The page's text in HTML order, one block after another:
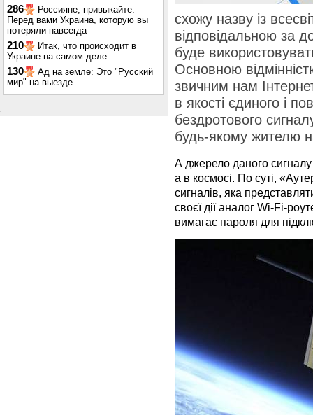
286
Россияне, привыкайте:
Перед вами Украина, которую вы
потеряли навсегда
210
Итак, что происходит в
Украине на самом деле
130
Ад на земле: Это "Русский
мир" на выезде
схожу назву із
відповідальною за
буде
Основною
звичним нам
в якості єдиного і
бездротового
будь-якому жителю
А джерело даного
а в космосі. По суті,
сигналів, яка
своєї дії аналог Wi-Fi-
вимагає пароля для